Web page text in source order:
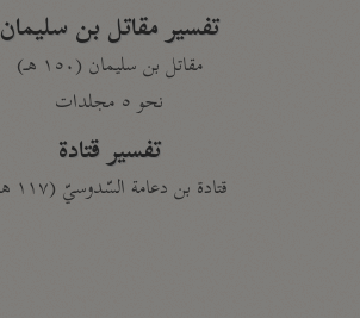
تفسير مقاتل بن سليمان
مقاتل بن سليمان (١٥٠ هـ)
نحو ٥ مجلدات
تفسير قتادة
قتادة بن دعامة السّدوسيّ (١١٧ هـ)